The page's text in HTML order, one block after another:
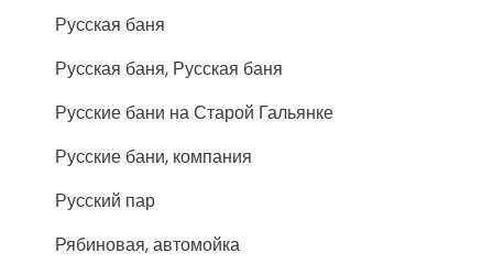
Русская баня
Русская баня, Русская баня
Русские бани на Старой Гальянке
Русские бани, компания
Русский пар
Рябиновая, автомойка